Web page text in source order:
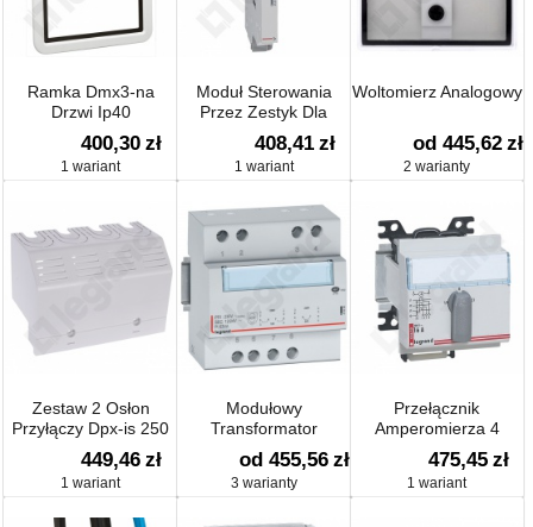
Ramka Dmx3-na
Drzwi Ip40
400,30 zł
1 wariant
Moduł Sterowania
Przez Zestyk Dla
Przekaźników
Bistabilnych Pb400
408,41 zł
1 wariant
Woltomierz Analogowy
od 445,62 zł
2 warianty
Zestaw 2 Osłon
Przyłączy Dpx-is 250
449,46 zł
1 wariant
Modułowy
Transformator
Bezpieczeństwa
od 455,56 zł
3 warianty
Przełącznik
Amperomierza 4
Pozycyjny
475,45 zł
1 wariant